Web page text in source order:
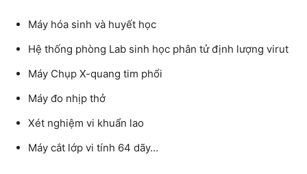
Máy hóa sinh và huyết học
Hệ thống phòng Lab sinh học phân tử định lượng virut
Máy Chụp X-quang tim phổi
Máy đo nhịp thở
Xét nghiệm vi khuẩn lao
Máy cắt lớp vi tính 64 dãy…